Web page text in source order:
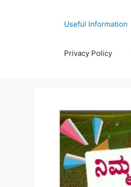
Useful Information
Privacy Policy